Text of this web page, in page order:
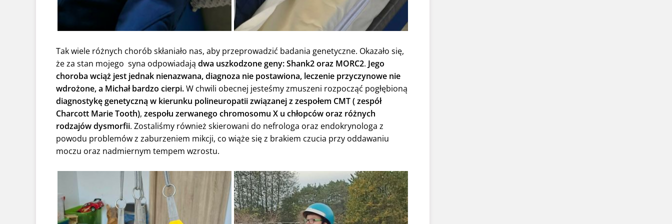
Tak wiele różnych chorób skłaniało nas, aby przeprowadzić badania genetyczne. Okazało się,
że za stan mojego syna odpowiadają dwa uszkodzone geny: Shank2 oraz MORC2. Jego
choroba wciąż jest jednak nienazwana, diagnoza nie postawiona, leczenie przyczynowe nie
wdrożone, a Michał bardzo cierpi.W chwili obecnej jesteśmy zmuszeni rozpocząć pogłębioną
diagnostykę genetyczną w kierunku polineuropatii związanej z zespołem CMT ( zespół
Charcott Marie Tooth), zespołu zerwanego chromosomu X u chłopców oraz różnych
rodzajów dysmorfii. Zostaliśmy również skierowani do nefrologa oraz endokrynologa z
powodu problemów z zaburzeniem mikcji, co wiąże się z brakiem czucia przy oddawaniu
moczu oraz nadmiernym tempem wzrostu.